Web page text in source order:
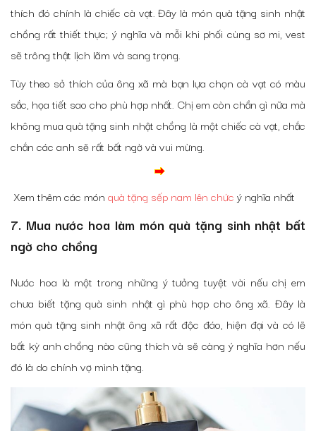
thích đó chính là chiếc cà vạt. Đây là món quà tặng sinh nhật
chồng rất thiết thực; ý nghĩa và mỗi khi phối cùng sơ mi, vest
sẽ trông thật lịch lãm và sang trọng.
Tùy theo sở thích của ông xã mà bạn lựa chọn cà vạt có màu
sắc, họa tiết sao cho phù hợp nhất. Chị em còn chần gì nữa mà
không mua quà tặng sinh nhật chồng là một chiếc cà vạt, chắc
chắn các anh sẽ rất bất ngờ và vui mừng.
Xem thêm các món quà tặng sếp nam lên chức ý nghĩa nhất
7. Mua nước hoa làm món quà tặng sinh nhật bất
ngờ cho chồng
Nước hoa là một trong những ý tưởng tuyệt vời nếu chị em
chưa biết tặng quà sinh nhật gì phù hợp cho ông xã. Đây là
món quà tặng sinh nhật ông xã rất độc đáo, hiện đại và có lẽ
bất kỳ anh chồng nào cũng thích và sẽ càng ý nghĩa hơn nếu
đó là do chính vợ mình tặng.